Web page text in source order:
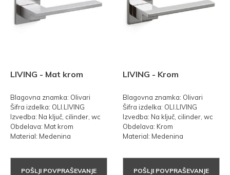
LIVING - Mat krom
Blagovna znamka: Olivari
Šifra izdelka: OLI.LIVING
Izvedba: Na ključ, cilinder, wc
Obdelava: Mat krom
Material: Medenina
POŠLJI POVPRAŠEVANJE
LIVING - Krom
Blagovna znamka: Olivari
Šifra izdelka: OLI.LIVING
Izvedba: Na ključ, cilinder, wc
Obdelava: Krom
Material: Medenina
POŠLJI POVPRAŠEVANJE